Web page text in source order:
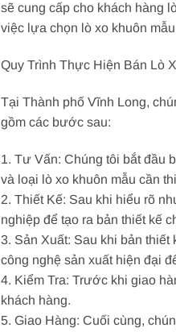
sẽ cung cấp cho khách hàng
việc lựa chọn lò xo khuôn
Quy Trình Thực Hiện Bán Lò
Tại Thành phố Vĩnh Long,
gồm các bước sau:
1. Tư Vấn: Chúng tôi bắt đầu
và loại lò xo khuôn mẫu cần
2. Thiết Kế: Sau khi hiểu rõ
nghiệp để tạo ra bản thiết kế
3. Sản Xuất: Sau khi bản
công nghệ sản xuất hiện đại
4. Kiểm Tra: Trước khi giao
khách hàng.
5. Giao Hàng: Cuối cùng,